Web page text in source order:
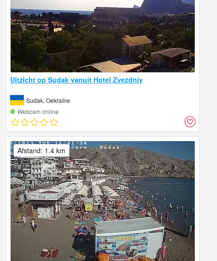
Uitzicht op Sudak vanuit Hotel Zvezdniy
Sudak, Oekraïne
Webcam online
Afstand: 1.4 km